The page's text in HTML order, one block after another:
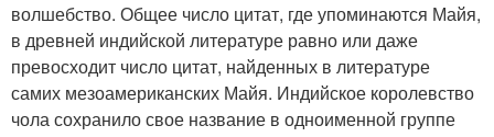
волшебство. Общее число цитат, где упоминаются Майя,
в древней индийской литературе равно или даже
превосходит число цитат, найденных в литературе
самих мезоамериканских Майя. Индийское королевство
чола сохранило свое название в одноименной группе